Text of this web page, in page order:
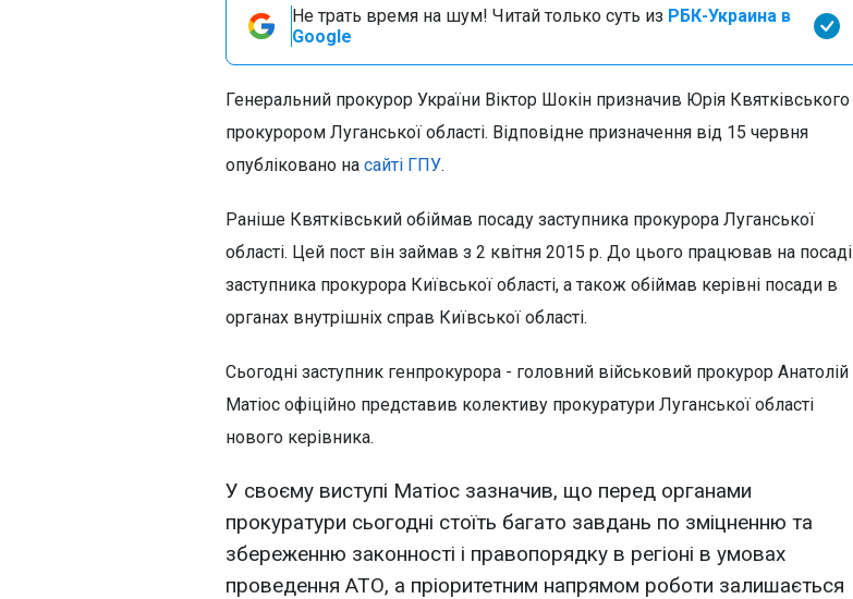
Не трать время на шум! Читай только суть из РБК-Украина в
Google
Генеральний прокурор України Віктор Шокін призначив Юрія Квятківського
прокурором Луганської області. Відповідне призначення від 15 червня
опубліковано на сайті ГПУ.
Раніше Квятківський обіймав посаду заступника прокурора Луганської
області. Цей пост він займав з 2 квітня 2015 р. До цього працював на посаді
заступника прокурора Київської області, а також обіймав керівні посади в
органах внутрішніх справ Київської області.
Сьогодні заступник генпрокурора - головний військовий прокурор Анатолій
Матіос офіційно представив колективу прокуратури Луганської області
нового керівника.
У своєму виступі Матіос зазначив, що перед органами
прокуратури сьогодні стоїть багато завдань по зміцненню та
збереженню законності і правопорядку в регіоні в умовах
проведення АТО, а пріоритетним напрямом роботи залишається